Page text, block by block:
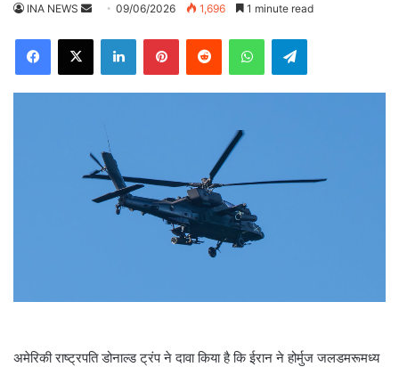
INA NEWS
d
a
m
a
i
09/06/2026 1,696 1 minute read
अमेरिकी राष्ट्रपति डोनाल्ड ट्रंप ने दावा किया है कि ईरान ने होर्मुज जलडमरूमध्य